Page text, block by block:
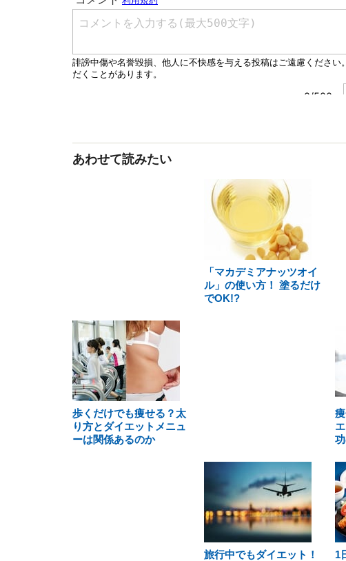
あわせて読みたい
「マカデミアナッツオイ
ル」の使い方！ 塗るだけ
でOK!?
歩くだけでも痩せる？太
り方とダイエットメニュ
ーは関係あるのか
旅行中でもダイエット！
1